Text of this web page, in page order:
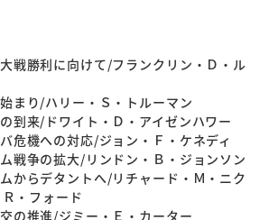
戦勝利に向けて/フランクリン・Ｄ・ル
まり/ハリー・Ｓ・トルーマン
到来/ドワイト・Ｄ・アイゼンハワー
危機への対応/ジョン・Ｆ・ケネディ
戦争の拡大/リンドン・Ｂ・ジョンソン
からデタントへ/リチャード・Ｍ・ニク
・フォード
の推進/ジミー・Ｅ・カーター